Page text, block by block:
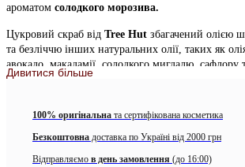
ароматом солодкого морозива.
Цукровий скраб від Tree Hut збагачений олією
та безліччю інших натуральних олії, таких як
авокадо, макадамії, солодкого мигдалю, сафлору
формула без спирту, сульфатів,
глютену;
кристалики цукру делікатно
Дивитися більше
100% оригінальна та сертифікована косметика
Безкоштовна доставка по Україні від 2000 грн
Відправляємо в день замовлення (до 16:00)